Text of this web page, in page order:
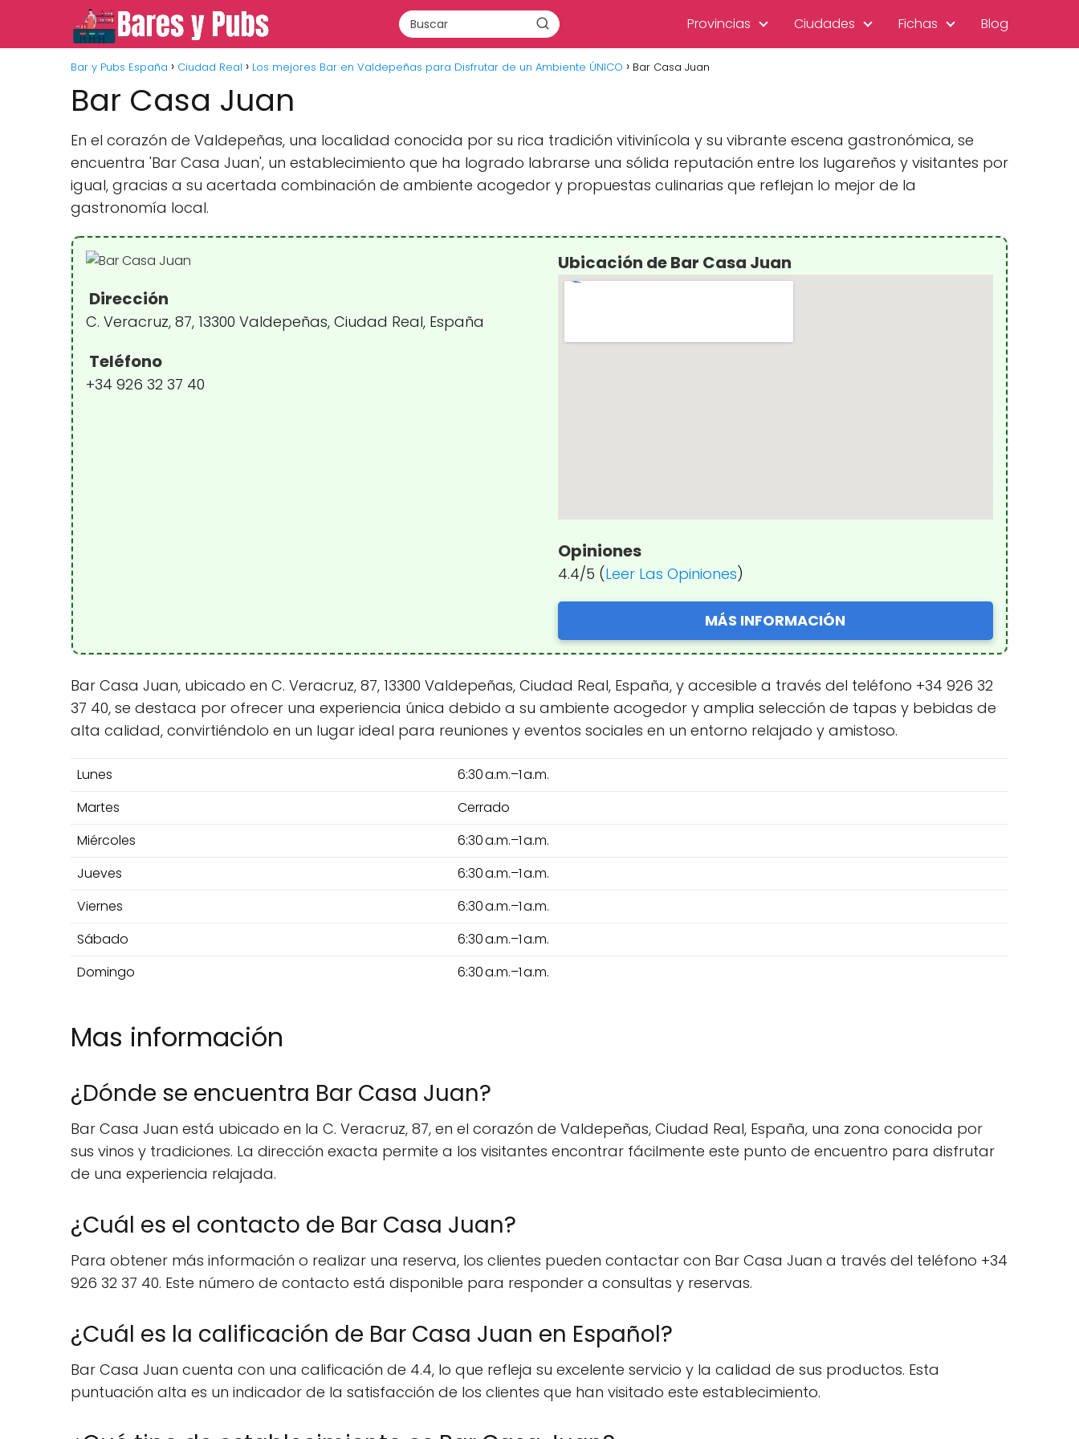
Provincias Ciudades Fichas Blog
Bar y Pubs España Ciudad Real Los mejores Bar en Valdepeñas para Disfrutar de un Ambiente ÚNICO Bar Casa Juan
Bar Casa Juan
En el corazón de Valdepeñas, una localidad conocida por su rica tradición vitivinícola y su vibrante escena gastronómica, se
encuentra 'Bar Casa Juan', un establecimiento que ha logrado labrarse una sólida reputación entre los lugareños y visitantes por
igual, gracias a su acertada combinación de ambiente acogedor y propuestas culinarias que reflejan lo mejor de la
gastronomía local.
Dirección
C. Veracruz, 87, 13300 Valdepeñas, Ciudad Real, España
Teléfono
+34 926 32 37 40
Ubicación de Bar Casa Juan
Opiniones
4.4/5 (Leer Las Opiniones)
MÁS INFORMACIÓN
Bar Casa Juan, ubicado en C. Veracruz, 87, 13300 Valdepeñas, Ciudad Real, España, y accesible a través del teléfono +34 926 32
37 40, se destaca por ofrecer una experiencia única debido a su ambiente acogedor y amplia selección de tapas y bebidas de
alta calidad, convirtiéndolo en un lugar ideal para reuniones y eventos sociales en un entorno relajado y amistoso.
Lunes
6:30 a.m.–1 a.m.
Martes
Cerrado
Miércoles
6:30 a.m.–1 a.m.
Jueves
6:30 a.m.–1 a.m.
Viernes
6:30 a.m.–1 a.m.
Sábado
6:30 a.m.–1 a.m.
Domingo
6:30 a.m.–1 a.m.
Mas información
¿Dónde se encuentra Bar Casa Juan?
Bar Casa Juan está ubicado en la C. Veracruz, 87, en el corazón de Valdepeñas, Ciudad Real, España, una zona conocida por
sus vinos y tradiciones. La dirección exacta permite a los visitantes encontrar fácilmente este punto de encuentro para disfrutar
de una experiencia relajada.
¿Cuál es el contacto de Bar Casa Juan?
Para obtener más información o realizar una reserva, los clientes pueden contactar con Bar Casa Juan a través del teléfono +34
926 32 37 40. Este número de contacto está disponible para responder a consultas y reservas.
¿Cuál es la calificación de Bar Casa Juan en Español?
Bar Casa Juan cuenta con una calificación de 4.4, lo que refleja su excelente servicio y la calidad de sus productos. Esta
puntuación alta es un indicador de la satisfacción de los clientes que han visitado este establecimiento.